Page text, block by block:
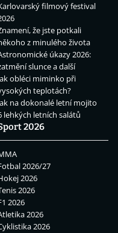
filmový festival
že jste potkali
z minulého života
úkazy 2026:
slunce a další
obléci miminko při
teplotách?
na dokonalé letní mojito
lehkých letních salátů
2026
2026/27
2026
2026
2026
2026
2026